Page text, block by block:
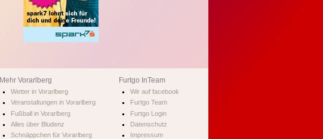
Mehr Vorarlberg
Wetter in Vorarlberg
Veranstaltungen in Vorarlberg
Fußball in Vorarlberg
Alles über Bludenz
Schnäppchen für Vorarlberg
Furtgo InTeam
Wir auf facebook
Furtgo Team
Furtgo Login
Datenschutz
Impressum